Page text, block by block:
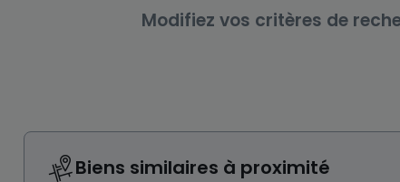
Modifiez vos critères de
Biens similaires à proximité